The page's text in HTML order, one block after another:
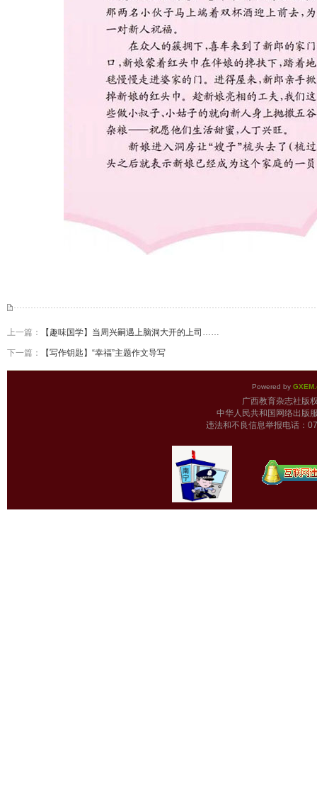
上一篇： 【趣味国学】当周兴嗣遇上脑洞大开的上司……
下一篇： 【写作钥匙】“幸福”主题作文导写
Powered by
广西教育杂志
中华人民共和国网络出版
违法和不良信息举报电话：